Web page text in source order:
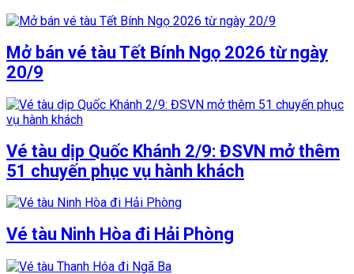
Mở bán vé tàu Tết Bính Ngọ 2026 từ ngày
20/9
Vé tàu dịp Quốc Khánh 2/9: ĐSVN mở thêm
51 chuyến phục vụ hành khách
Vé tàu Ninh Hòa đi Hải Phòng